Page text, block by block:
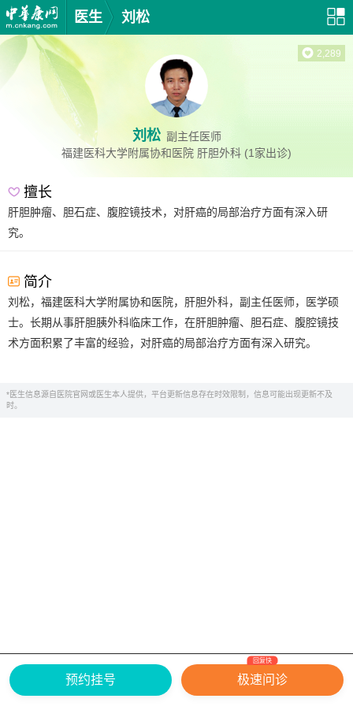
医生 刘松
刘松 副主任医师
福建医科大学附属协和医院 肝胆外科 (1家出诊)
2,289
擅长
肝胆肿瘤、胆石症、腹腔镜技术，对肝癌的局部治疗方面有深入研
究。
简介
刘松，福建医科大学附属协和医院，肝胆外科，副主任医师，医学硕
士。长期从事肝胆胰外科临床工作，在肝胆肿瘤、胆石症、腹腔镜技
术方面积累了丰富的经验，对肝癌的局部治疗方面有深入研究。
*医生信息源自医院官网或医生本人提供，平台更新信息存在时效限制，信息可能出现更新不及
时。
网上有害信息举报专区
关于我们
Copyright ©
2026 中华康网 版权所有
预约挂号 极速问诊
回复快